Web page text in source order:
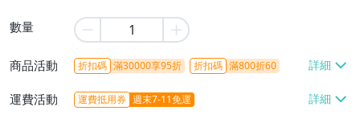
數量
商品活動 折扣碼 滿30000享95折 折扣碼 滿800折60
運費活動 運費抵用券 週末7-11免運